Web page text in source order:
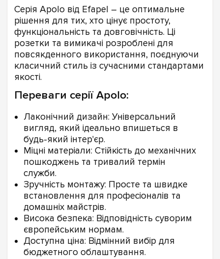
Серія Apolo від Efapel – це оптимальне
рішення для тих, хто цінує простоту,
функціональність та довговічність. Ці
розетки та вимикачі розроблені для
повсякденного використання, поєднуючи
класичний стиль із сучасними стандартами
якості.
Переваги серії Apolo:
Лаконічний дизайн: Універсальний
вигляд, який ідеально впишеться в
будь-який інтер'єр.
Міцні матеріали: Стійкість до механічних
пошкоджень та тривалий термін
служби.
Зручність монтажу: Просте та швидке
встановлення для професіоналів та
домашніх майстрів.
Висока безпека: Відповідність суворим
європейським нормам.
Доступна ціна: Відмінний вибір для
бюджетного облаштування.